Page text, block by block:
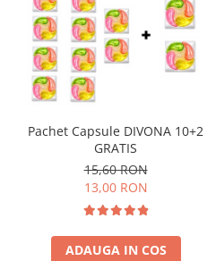
Pachet Capsule DIVONA 10+2
GRATIS
15,60 RON
13,00 RON
ADAUGA IN COS